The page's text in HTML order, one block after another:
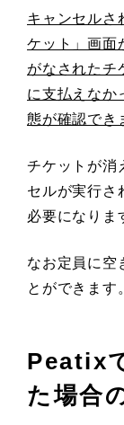
キャンセルさ
ケット」画面
がなされたチ
に支払えなか
態が確認でき
チケットが消
セルが実行さ
必要になりま
なお定員に空
とができます
Peatix
た場合